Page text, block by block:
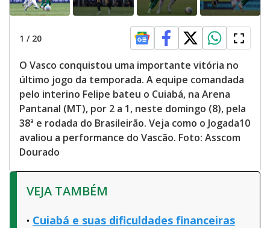
1 / 20
O Vasco conquistou uma importante vitória no
último jogo da temporada. A equipe comandada
pelo interino Felipe bateu o Cuiabá, na Arena
Pantanal (MT), por 2 a 1, neste domingo (8), pela
38ª e rodada do Brasileirão. Veja como o Jogada10
avaliou a performance do Vascão. Foto: Asscom
Dourado
VEJA TAMBÉM
Cuiabá e suas dificuldades financeiras